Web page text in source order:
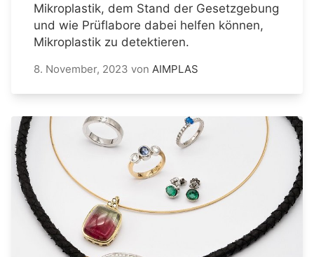
Mikroplastik, dem Stand der Gesetzgebung
und wie Prüflabore dabei helfen können,
Mikroplastik zu detektieren.
8. November, 2023 von AIMPLAS